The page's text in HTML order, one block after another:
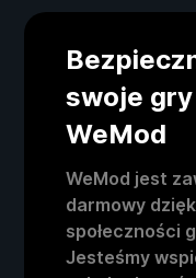
swoje
WeMod
WeMod jest
darmowy
społeczności
Jesteśmy